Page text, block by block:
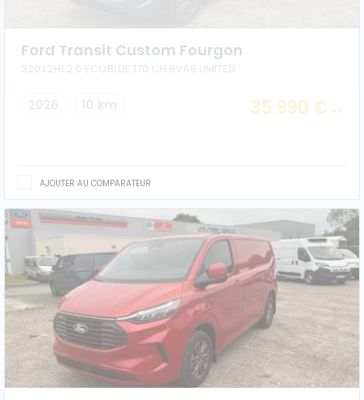
Ford Transit Custom Fourgon
320 L2H1 2.0 ECOBLUE 170 CH BVA8 LIMITED
2026 10 km 35 990 € HT
AJOUTER AU COMPARATEUR